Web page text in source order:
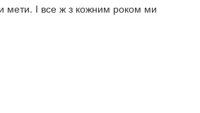
мети. І все ж з кожним роком ми